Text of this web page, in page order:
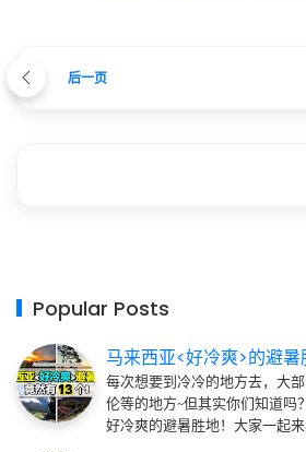
后一页
Popular Posts
马来西亚<好冷爽>的避暑
每次想要到冷冷的地方去，大
伦等的地方~但其实你们知道吗
好冷爽的避暑胜地！大家一起